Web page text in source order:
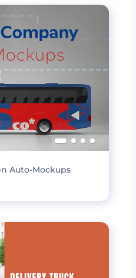
Auto-Mockups